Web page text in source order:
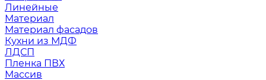
Линейные
Материал
Материал фасадов
Кухни из МДФ
ЛДСП
Пленка ПВХ
Массив